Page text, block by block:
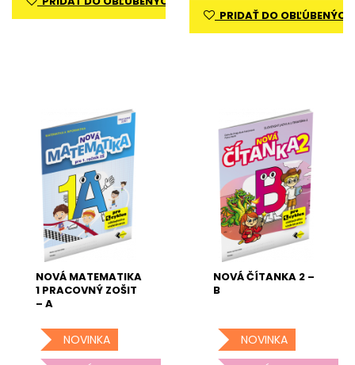
PRIDAŤ DO OBĽÚBENÝCH
NOVÁ MATEMATIKA
1 PRACOVNÝ ZOŠIT
– A
NOVINKA
NOVÁ ČÍTANKA 2 –
B
NOVINKA